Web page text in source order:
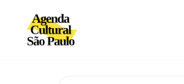
Avançar